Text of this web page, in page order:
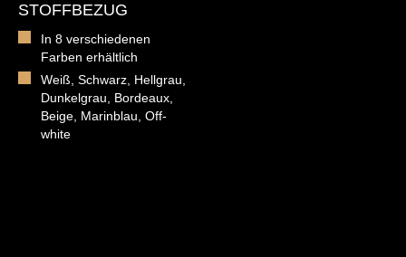
STOFFBEZUG
In 8 verschiedenen
Farben erhältlich
Weiß, Schwarz, Hellgrau,
Dunkelgrau, Bordeaux,
Beige, Marinblau, Off-
white